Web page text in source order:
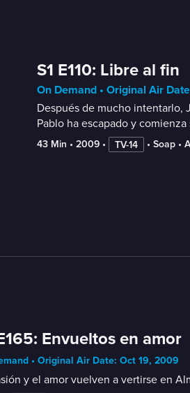
S1 E110: Libre al fin
On Demand • Original Air
Después de mucho intentarlo,
Pablo ha escapado y comienza
43 Min • 2009 • TV-14 • Soap •
Envueltos en amor
• Original Air Date: Oct 19, 2009
y el amor vuelven a vertirse en